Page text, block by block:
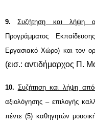
9. Συζήτηση και λήψη
Προγράμματος
Εργασιακό Χώρο) και τον
(εισ.: αντιδήμαρχος Π.
10. Συζήτηση και λήψη
αξιολόγησης – επιλογής
πέντε (5) καθηγητών